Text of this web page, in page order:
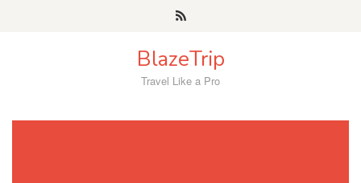
BlazeTrip
Travel Like a Pro